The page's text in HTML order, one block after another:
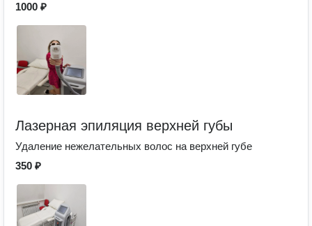
1000 ₽
Лазерная эпиляция верхней губы
Удаление нежелательных волос на верхней губе
350 ₽